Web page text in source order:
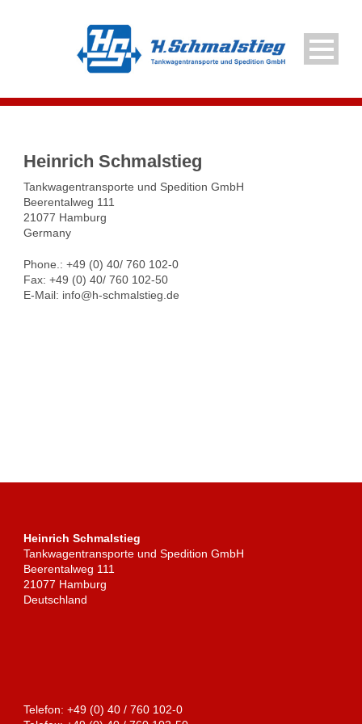
Heinrich Schmalstieg
Tankwagentransporte und Spedition GmbH
Beerentalweg 111
21077 Hamburg
Germany
Phone.: +49 (0) 40/ 760 102-0
Fax: +49 (0) 40/ 760 102-50
E-Mail: info@h-schmalstieg.de
Heinrich Schmalstieg
Tankwagentransporte und Spedition GmbH
Beerentalweg 111
21077 Hamburg
Deutschland
Telefon: +49 (0) 40 / 760 102-0